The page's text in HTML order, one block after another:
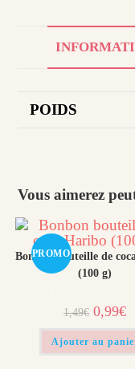
POIDS
Vous aimerez
PROMO
Bonbon bouteille de
(100 g)
1,49€ Le
prix
initial
était :
1,49€.
0,99€Le
Ajouter au